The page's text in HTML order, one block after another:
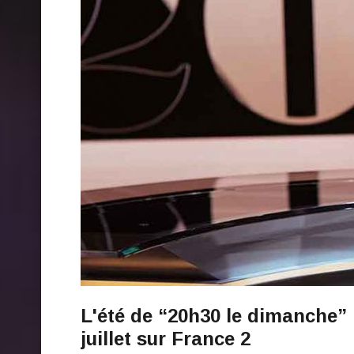
L'été de “20h30 le
juillet sur France 2